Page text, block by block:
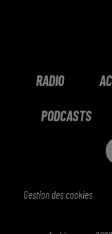
RADIO
PODCASTS
Gestion des cookies